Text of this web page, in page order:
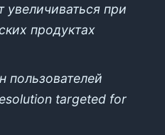
при
продуктах
пользователей
targeted for